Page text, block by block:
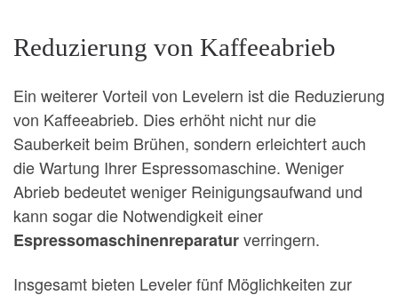
Reduzierung von Kaffeeabrieb
Ein weiterer Vorteil von Levelern ist die Reduzierung
von Kaffeeabrieb. Dies erhöht nicht nur die
Sauberkeit beim Brühen, sondern erleichtert auch
die Wartung Ihrer Espressomaschine. Weniger
Abrieb bedeutet weniger Reinigungsaufwand und
kann sogar die Notwendigkeit einer
Espressomaschinenreparaturverringern.
Insgesamt bieten Leveler fünf Möglichkeiten zur